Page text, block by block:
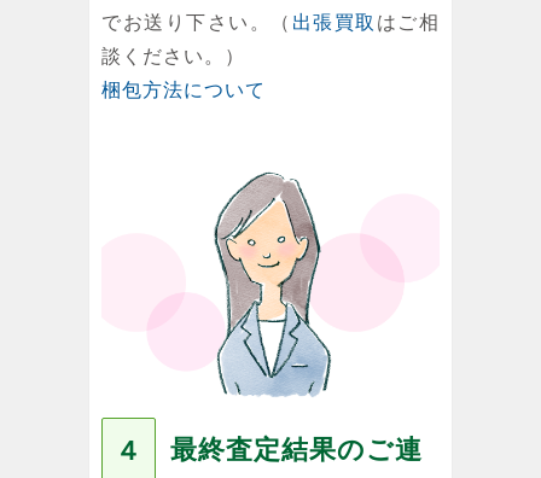
でお送り下さい。（ 出張買取 はご相
談ください。）
梱包方法について
４
最終査定結果のご連